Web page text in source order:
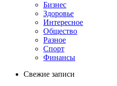
Бизнес
Здоровье
Интересное
Общество
Разное
Спорт
Финансы
Свежие записи